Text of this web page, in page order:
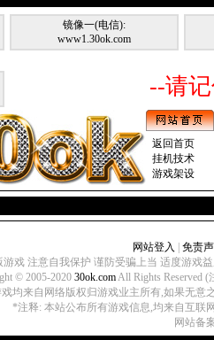
镜像一(电信):
www1.30ok.com
--请
返回首页
挂机技术
游戏架设
网站登入
免责
游戏 注意自我保护 谨防受骗上当 适度游戏
© 2005-2020 30ok.comAll Rights Reserved
均来自网络版权归游戏业主所有,如果无意
*注释: 本站公布所有游戏信息,均来自互联
网站备